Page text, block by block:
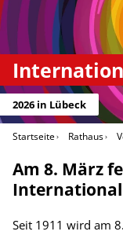
2026 in Lübeck
Startseite Rathaus
Am 8. März
Seit 1911 wird am